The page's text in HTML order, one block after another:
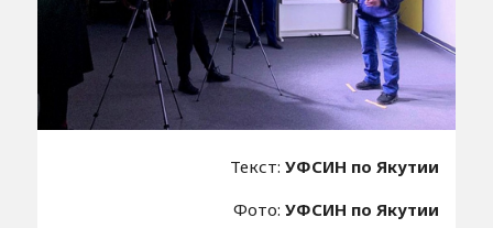
Текст:УФСИН по Якутии
Фото:УФСИН по Якутии